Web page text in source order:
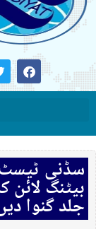
سڈنی
جلد گنوا